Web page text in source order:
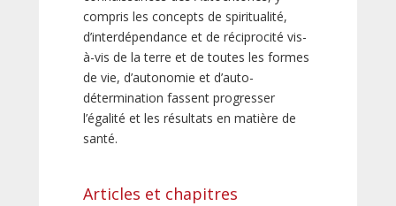
compris les concepts de spiritualité,
d’interdépendance et de réciprocité vis-
à-vis de la terre et de toutes les formes
de vie, d’autonomie et d’auto-
détermination fassent progresser
l’égalité et les résultats en matière de
santé.
Articles et chapitres